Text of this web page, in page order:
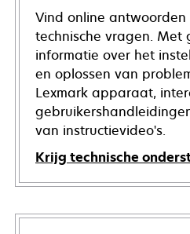
Vind online
technische vragen. Met
informatie over het
en oplossen van
Lexmark apparaat,
van instructievideo's.
Krijg technische
opens
in